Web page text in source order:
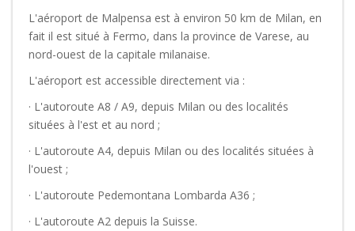
L'aéroport de Malpensa est à environ 50 km de Milan, en
fait il est situé à Fermo, dans la province de Varese, au
nord-ouest de la capitale milanaise.
L'aéroport est accessible directement via :
· L'autoroute A8 / A9, depuis Milan ou des localités
situées à l'est et au nord ;
· L'autoroute A4, depuis Milan ou des localités situées à
l'ouest ;
· L'autoroute Pedemontana Lombarda A36 ;
· L'autoroute A2 depuis la Suisse.